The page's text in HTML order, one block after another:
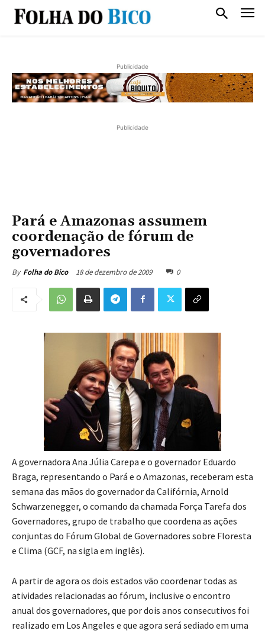
Publicidade
Publicidade
Pará e Amazonas assumem
coordenação de fórum de
governadores
By Folha do Bico 18 de dezembro de 2009 0
A governadora Ana Júlia Carepa e o governador Eduardo
Braga, representando o Pará e o Amazonas, receberam esta
semana das mãos do governador da Califórnia, Arnold
Schwarzenegger, o comando da chamada Força Tarefa dos
Governadores, grupo de trabalho que coordena as ações
conjuntas do Fórum Global de Governadores sobre Floresta
e Clima (GCF, na sigla em inglês).
A partir de agora os dois estados vão coordenar todas as
atividades relacionadas ao fórum, inclusive o encontro
anual dos governadores, que por dois anos consecutivos foi
realizado em Los Angeles e que agora será sediado em uma